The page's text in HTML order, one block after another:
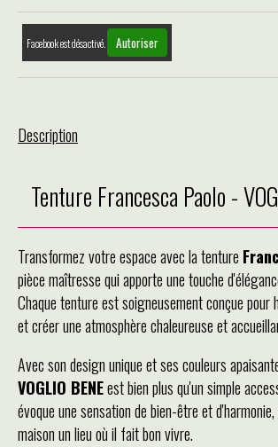
Facebook est désactivé. Autoriser
Description
Tenture Francesca Paolo -
Transformez votre espace avec la tenture
pièce maîtresse qui apporte une touche
Chaque tenture est soigneusement conçue pour
et créer une atmosphère chaleureuse et
Avec son design unique et ses couleurs
VOGLIO BENEest bien plus qu'un simple
évoque une sensation de bien-être et
maison un lieu où il fait bon vivre.